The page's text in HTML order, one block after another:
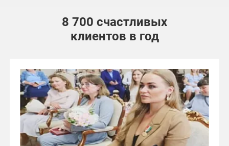
8 700 счастливых
клиентов в год